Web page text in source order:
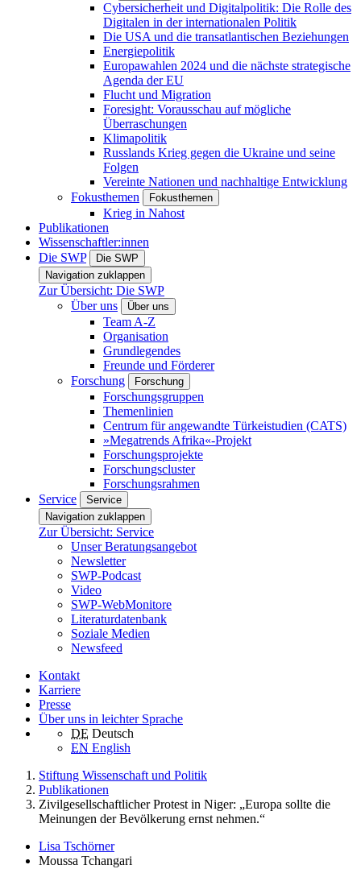
Cybersicherheit und Digitalpolitik: Die Rolle des
Digitalen in der internationalen Politik
Die USA und die transatlantischen Beziehungen
Energiepolitik
Europawahlen 2024 und die nächste strategische
Agenda der EU
Flucht und Migration
Foresight: Vorausschau auf mögliche
Überraschungen
Klimapolitik
Russlands Krieg gegen die Ukraine und seine
Folgen
Vereinte Nationen und nachhaltige Entwicklung
Fokusthemen
Fokusthemen
Krieg in Nahost
Publikationen
Wissenschaftler:innen
Die SWP
Die SWP
Navigation zuklappen
Zur Übersicht: Die SWP
Über uns
Über uns
Team A-Z
Organisation
Grundlegendes
Freunde und Förderer
Forschung
Forschung
Forschungsgruppen
Themenlinien
Centrum für angewandte Türkeistudien (CATS)
»Megatrends Afrika«-Projekt
Forschungsprojekte
Forschungscluster
Forschungsrahmen
Service
Service
Navigation zuklappen
Zur Übersicht: Service
Unser Beratungsangebot
Newsletter
SWP-Podcast
Video
SWP-WebMonitore
Literaturdatenbank
Soziale Medien
Newsfeed
Kontakt
Karriere
Presse
Über uns in leichter Sprache
DE Deutsch
EN English
Stiftung Wissenschaft und Politik
Publikationen
Zivilgesellschaftlicher Protest in Niger: „Europa sollte die
Meinungen der Bevölkerung ernst nehmen.“
Lisa Tschörner
Moussa Tchangari